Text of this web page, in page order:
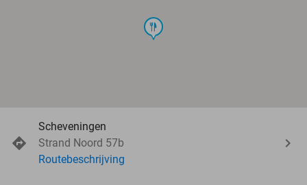
food
Scheveningen
Strand Noord 57b
Routebeschrijving